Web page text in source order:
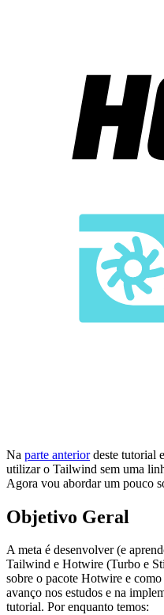
Na parte anteriordeste tutorial
utilizar o Tailwind sem uma
Agora vou abordar um pouco
Objetivo Geral
A meta é desenvolver (e
Tailwind e Hotwire (Turbo e
sobre o pacote Hotwire e
avanço nos estudos e na
tutorial. Por enquanto temos: